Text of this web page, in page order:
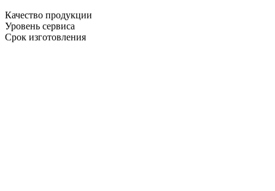
Качество продукции
Уровень сервиса
Срок изготовления